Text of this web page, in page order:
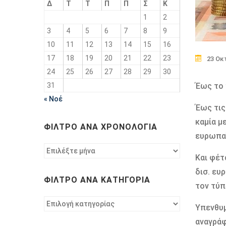
23
Έως το
Έως
καμία
Και
δισ.
τον
Δ
Τ Τ Π Π Σ
Κ
1
2
3
4 5 6 7 8
9
10
11 12 13 14 15
16
17
18 19 20 21 22
23
24
25 26 27 28 29
30
31
« Νοέ
ΦΊΛΤΡΟ ΑΝΆ ΧΡΟΝΟΛΟΓΊΑ
Φίλτρο
ΦΊΛΤΡΟ ΑΝΆ ΚΑΤΗΓΟΡΊΑ
Φίλτρο